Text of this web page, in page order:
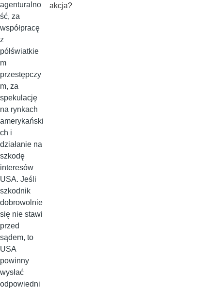
agenturalno
ść, za
współpracę
z
półświatkie
m
przestępczy
m, za
spekulację
na rynkach
amerykański
ch i
działanie na
szkodę
interesów
USA. Jeśli
szkodnik
dobrowolnie
się nie stawi
przed
sądem, to
USA
powinny
wysłać
odpowiedni
akcja?